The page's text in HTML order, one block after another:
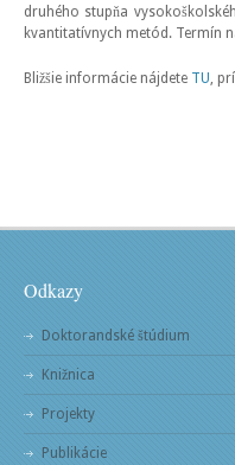
druhého stupňa
kvantitatívnych metód. Termín
Bližšie informácie nájdete TU,
Odkazy
Doktorandské štúdium
Knižnica
Projekty
Publikácie